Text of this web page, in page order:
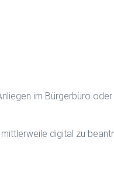
im Bürgerbüro
digital zu